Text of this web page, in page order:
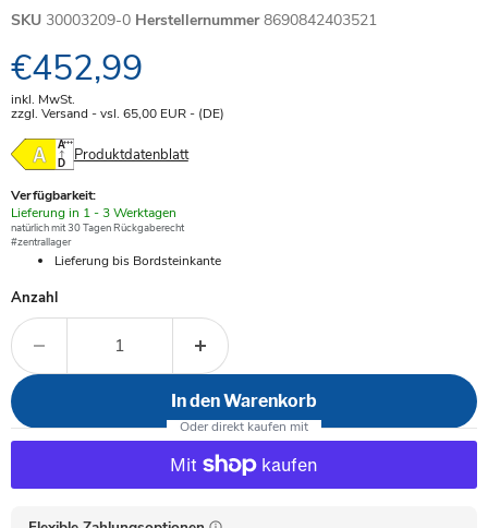
SKU 30003209-0 Herstellernummer 8690842403521
Aktueller Preis
€452,99
inkl. MwSt.
zzgl. Versand - vsl. 65,00 EUR- (DE)
Produktdatenblatt
Verfügbarkeit:
Verfügbar
-
Lieferung in 1 - 3 Werktagen
natürlich mit 30 Tagen Rückgaberecht
#zentrallager
Lieferung bis Bordsteinkante
Anzahl
In den Warenkorb